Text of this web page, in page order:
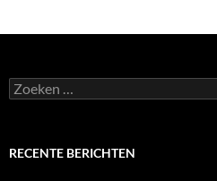
Zoeken
naar:
RECENTE BERICHTEN